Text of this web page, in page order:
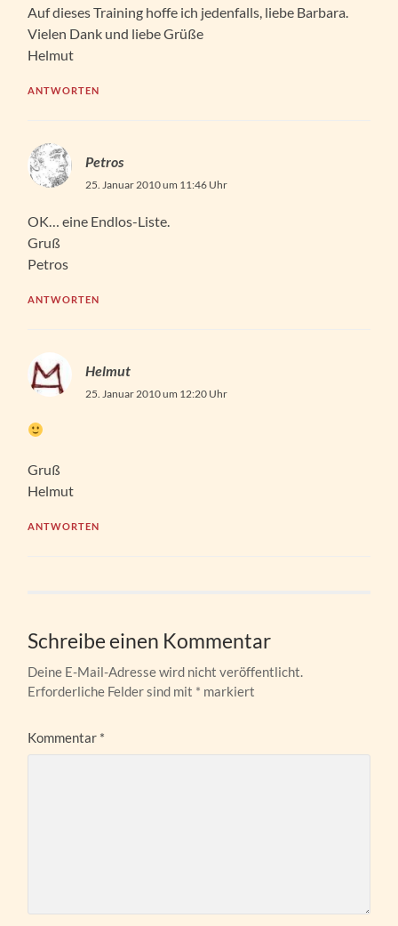
Auf dieses Training hoffe ich jedenfalls, liebe Barbara.
Vielen Dank und liebe Grüße
Helmut
ANTWORTEN
Petros
25. Januar 2010 um 11:46 Uhr
OK… eine Endlos-Liste.
Gruß
Petros
ANTWORTEN
Helmut
25. Januar 2010 um 12:20 Uhr
Gruß
Helmut
ANTWORTEN
Schreibe einen Kommentar
Deine E-Mail-Adresse wird nicht veröffentlicht.
Erforderliche Felder sind mit * markiert
Kommentar *